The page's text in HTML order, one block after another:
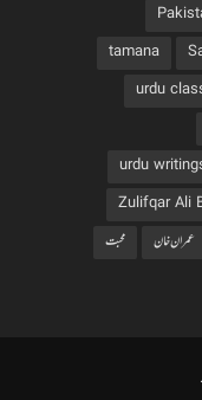
tamana
urdu
urdu
Zulifqar Ali
عمران خان
محبت
.